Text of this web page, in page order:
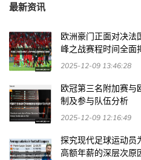
最新资讯
欧洲豪门正面对决法
峰之战赛程时间全面
2025-12-09 13:46:28
欧冠第三名附加赛与
制及参与队伍分析
2025-12-09 12:16:49
探究现代足球运动员
高额年薪的深层次原